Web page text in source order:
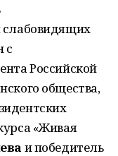
слабовидящих
с
Российской
общества,
«Живая
и победитель